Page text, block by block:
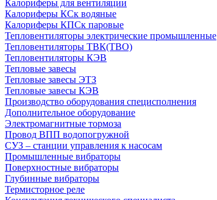
Калориферы для вентиляции
Калориферы КСк водяные
Калориферы КПСк паровые
Тепловентиляторы электрические промышленные
Тепловентиляторы ТВК(ТВО)
Тепловентиляторы КЭВ
Тепловые завесы
Тепловые завесы ЭТЗ
Тепловые завесы КЭВ
Производство оборудования специсполнения
Дополнительное оборудование
Электромагнитные тормоза
Провод ВПП водопогружной
СУЗ – станции управления к насосам
Промышленные вибраторы
Поверхностные вибраторы
Глубинные вибраторы
Термисторное реле